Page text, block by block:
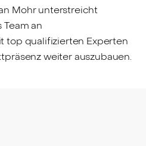
Mohr unterstreicht
an
top qualifizierten Experten
weiter auszubauen.